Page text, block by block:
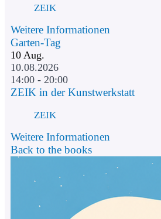
ZEIK
Weitere Informationen
Garten-Tag
10 Aug.
10.08.2026
14:00 - 20:00
ZEIK in der Kunstwerkstatt
ZEIK
Weitere Informationen
Back to the books